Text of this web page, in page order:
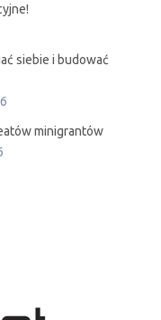
siebie i budować
minigrantów